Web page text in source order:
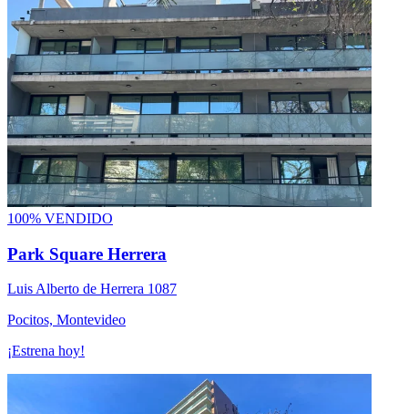
100% VENDIDO
Park Square Herrera
Luis Alberto de Herrera 1087
Pocitos, Montevideo
¡Estrena hoy!